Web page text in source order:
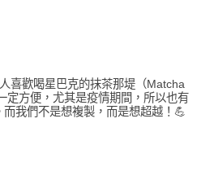
喜歡喝星巴克的抹茶那堤（Matcha
定方便，尤其是疫情期間，所以也有
我們不是想複製，而是想超越！💪